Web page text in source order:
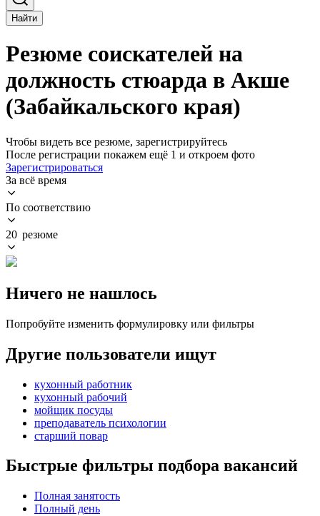
Найти
Резюме соискателей на
должность стюарда в Акше
(Забайкальского края)
Чтобы видеть все резюме, зарегистрируйтесь
После регистрации покажем ещё 1 и откроем фото
Зарегистрироваться
За всё время
По соответствию
20 резюме
Ничего не нашлось
Попробуйте изменить формулировку или фильтры
Другие пользователи ищут
кухонный работник
кухонный рабочий
мойщик посуды
преподаватель психологии
старший повар
Быстрые фильтры подбора вакансий
Полная занятость
Полный день